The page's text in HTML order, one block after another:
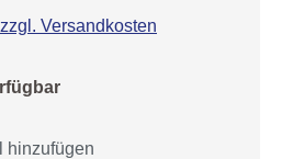
Versandkosten
hinzufügen